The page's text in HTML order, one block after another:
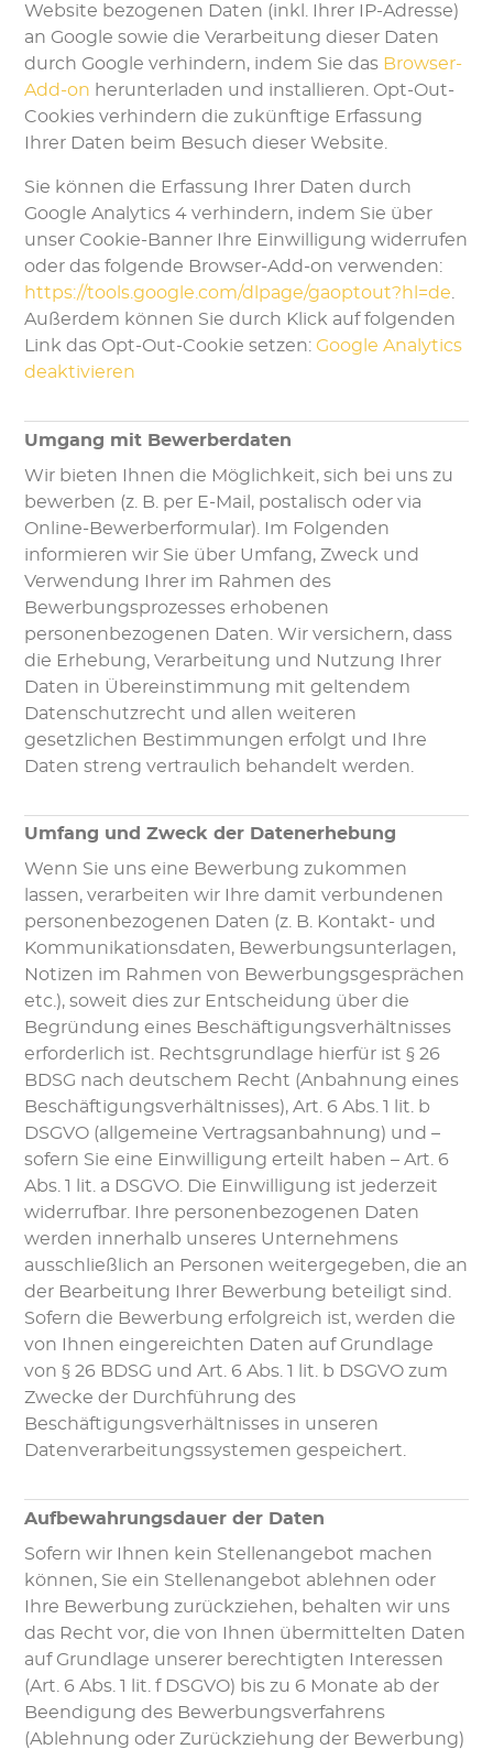
Website bezogenen Daten (inkl. Ihrer IP-Adresse)
an Google sowie die Verarbeitung dieser Daten
durch Google verhindern, indem Sie das Browser-
Add-on herunterladen und installieren. Opt-Out-
Cookies verhindern die zukünftige Erfassung
Ihrer Daten beim Besuch dieser Website.
Sie können die Erfassung Ihrer Daten durch
Google Analytics 4 verhindern, indem Sie über
unser Cookie-Banner Ihre Einwilligung widerrufen
oder das folgende Browser-Add-on verwenden:
https://tools.google.com/dlpage/gaoptout?hl=de
Außerdem können Sie durch Klick auf folgenden
Link das Opt-Out-Cookie setzen:Google Analytics
deaktivieren
Umgang mit Bewerberdaten
Wir bieten Ihnen die Möglichkeit, sich bei uns zu
bewerben (z. B. per E-Mail, postalisch oder via
Online-Bewerberformular). Im Folgenden
informieren wir Sie über Umfang, Zweck und
Verwendung Ihrer im Rahmen des
Bewerbungsprozesses erhobenen
personenbezogenen Daten. Wir versichern, dass
die Erhebung, Verarbeitung und Nutzung Ihrer
Daten in Übereinstimmung mit geltendem
Datenschutzrecht und allen weiteren
gesetzlichen Bestimmungen erfolgt und Ihre
Daten streng vertraulich behandelt werden.
Umfang und Zweck der Datenerhebung
Wenn Sie uns eine Bewerbung zukommen
lassen, verarbeiten wir Ihre damit verbundenen
personenbezogenen Daten (z. B. Kontakt- und
Kommunikationsdaten, Bewerbungsunterlagen,
Notizen im Rahmen von Bewerbungsgesprächen
etc.), soweit dies zur Entscheidung über die
Begründung eines Beschäftigungsverhältnisses
erforderlich ist. Rechtsgrundlage hierfür ist § 26
BDSG nach deutschem Recht (Anbahnung eines
Beschäftigungsverhältnisses), Art. 6 Abs. 1 lit. b
DSGVO (allgemeine Vertragsanbahnung) und –
sofern Sie eine Einwilligung erteilt haben – Art. 6
Abs. 1 lit. a DSGVO. Die Einwilligung ist jederzeit
widerrufbar. Ihre personenbezogenen Daten
werden innerhalb unseres Unternehmens
ausschließlich an Personen weitergegeben, die an
der Bearbeitung Ihrer Bewerbung beteiligt sind.
Sofern die Bewerbung erfolgreich ist, werden die
von Ihnen eingereichten Daten auf Grundlage
von § 26 BDSG und Art. 6 Abs. 1 lit. b DSGVO zum
Zwecke der Durchführung des
Beschäftigungsverhältnisses in unseren
Datenverarbeitungssystemen gespeichert.
Aufbewahrungsdauer der Daten
Sofern wir Ihnen kein Stellenangebot machen
können, Sie ein Stellenangebot ablehnen oder
Ihre Bewerbung zurückziehen, behalten wir uns
das Recht vor, die von Ihnen übermittelten Daten
auf Grundlage unserer berechtigten Interessen
(Art. 6 Abs. 1 lit. f DSGVO) bis zu 6 Monate ab der
Beendigung des Bewerbungsverfahrens
(Ablehnung oder Zurückziehung der Bewerbung)